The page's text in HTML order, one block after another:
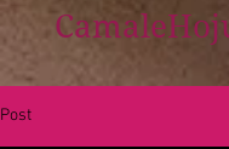
Post